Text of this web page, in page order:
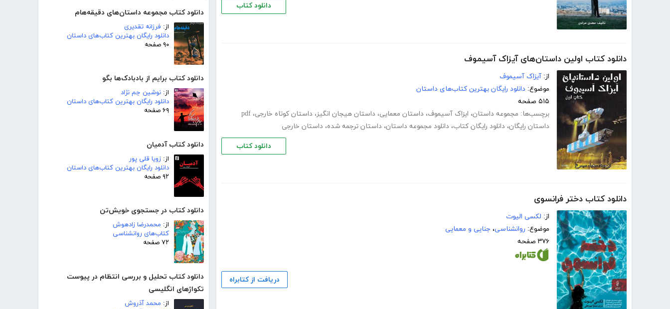
دانلود کتاب مجموعه داستان‌های دقیقه‌هام
از: فرزانه تقدیری
دانلود رایگان بهترین کتاب‌های داستان
۹۰ صفحه
دانلود کتاب برایم از بادبادک‌ها بگو
از: نوشین جم نژاد
دانلود رایگان بهترین کتاب‌های داستان
۶۹ صفحه
دانلود کتاب آدمیان
از: زویا قلی پور
دانلود رایگان بهترین کتاب‌های داستان
۹۲ صفحه
دانلود کتاب در جستجوی خویش‌تن
از: محمدرضا زادهوش
کتاب‌های روانشناسی
۷۲ صفحه
دانلود کتاب تحلیل و بررسی انتظام در پیوست
تکواژهای انگلیسی
از: محمد آذروش
دانلود کتاب
دانلود کتاب اولین داستان‌های آیزاک آسیموف
از: آیزاک آسیموف
موضوع: دانلود رایگان بهترین کتاب‌های داستان
۵۱۵ صفحه
برچسب‌ها: مجموعه داستان، ایزاک آسیموف، داستان معمایی، داستان هیجان انگیز، داستان کوتاه خارجی، pdf
داستان رایگان، دانلود رایگان کتاب، دانلود مجموعه داستان، داستان ترجمه شده، داستان خارجی
دانلود کتاب
دانلود کتاب دختر فرانسوی
از: لکسی الیوت
موضوع: روانشناسی، جنایی و معمایی
۳۷۶ صفحه
دریافت از کتابراه